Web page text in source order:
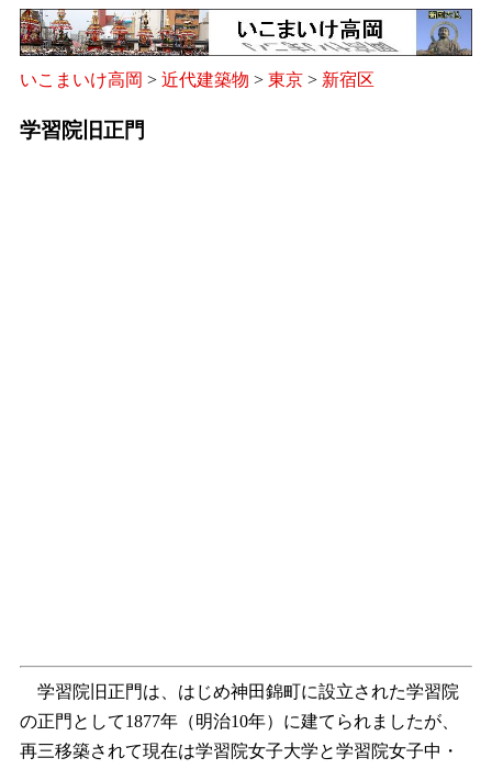
いこまいけ高岡 > 近代建築物 > 東京 > 新宿区
学習院旧正門
学習院旧正門は、はじめ神田錦町に設立された学習院
の正門として1877年（明治10年）に建てられましたが、
再三移築されて現在は学習院女子大学と学習院女子中・